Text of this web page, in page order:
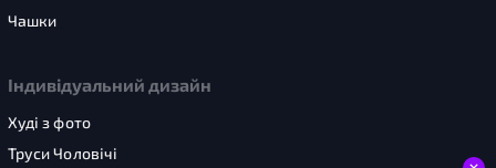
Чашки
Індивідуальний дизайн
Худі з фото
Труси Чоловічі